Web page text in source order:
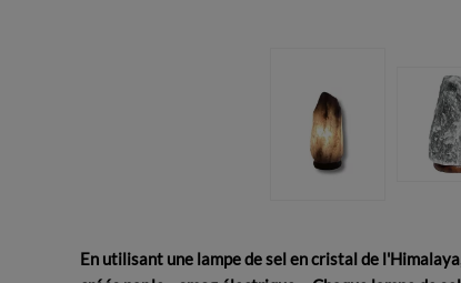
En utilisant une lampe de sel en cristal de